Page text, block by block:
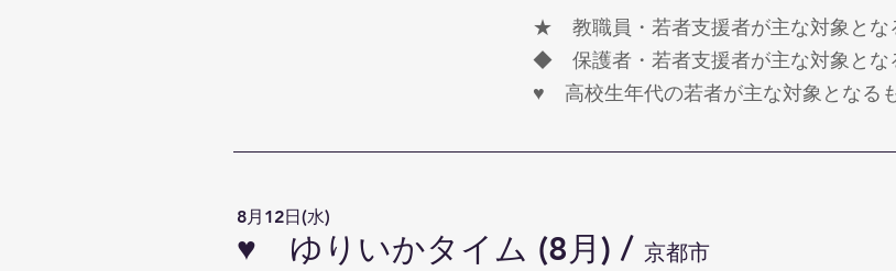
​★ 教職員・若者支援者が主な対象とな
​◆ 保護者・若者支援者が主な対象とな
​♥ 高校生年代の若者が主な対象となる
8月12日(水)
♥ ゆりいかタイム (8月) / 京都市